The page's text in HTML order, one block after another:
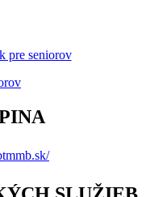
pre seniorov